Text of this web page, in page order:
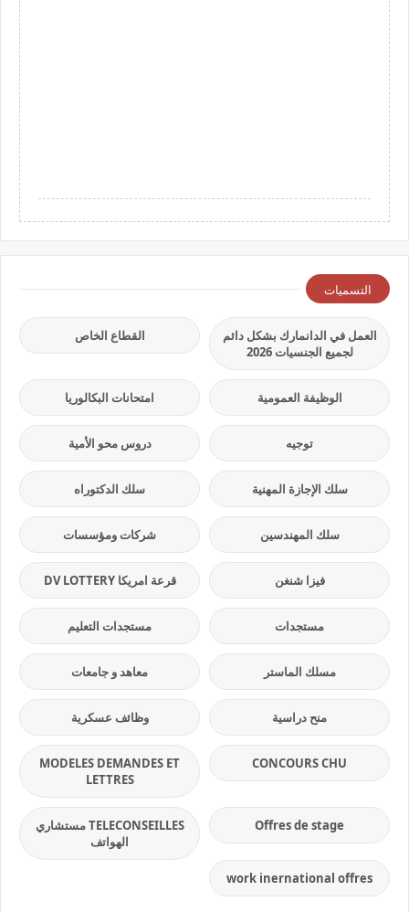
التسميات
العمل في الدانمارك بشكل دائم
لجميع الجنسيات 2026
القطاع الخاص
الوظيفة العمومية امتحانات البكالوريا
توجيه دروس محو الأمية
سلك الإجازة المهنية سلك الدكتوراه
سلك المهندسين شركات ومؤسسات
فيزا شنغن قرعة امريكا DV LOTTERY
مستجدات مستجدات التعليم
مسلك الماستر معاهد و جامعات
منح دراسية وظائف عسكرية
CONCOURS CHU
MODELES DEMANDES ET
LETTRES
Offres de stage
TELECONSEILLES مستشاري
الهواتف
work inernational offres